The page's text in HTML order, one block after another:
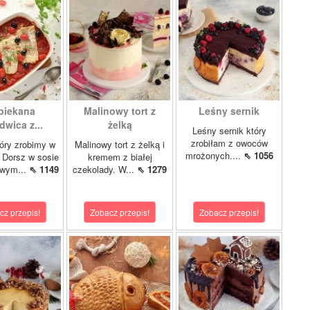
z...
zrobimy w
w sosie
⇖ 1149
przepis!
Malinowy tort z
żelką
Malinowy tort z żelką i
kremem z białej
czekolady. W... ⇖ 1279
Zobacz przepis!
Leśny sernik
Leśny sernik który
zrobiłam z owoców
mrożonych.... ⇖ 1056
Zobacz przepis!